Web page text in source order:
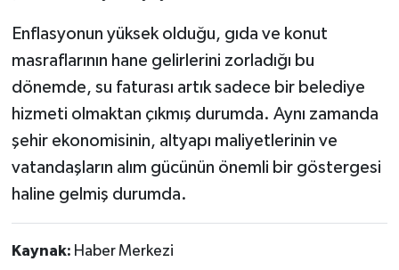
Enflasyonun yüksek olduğu, gıda ve konut
masraflarının hane gelirlerini zorladığı bu
dönemde, su faturası artık sadece bir belediye
hizmeti olmaktan çıkmış durumda. Aynı zamanda
şehir ekonomisinin, altyapı maliyetlerinin ve
vatandaşların alım gücünün önemli bir göstergesi
haline gelmiş durumda.
Kaynak: Haber Merkezi